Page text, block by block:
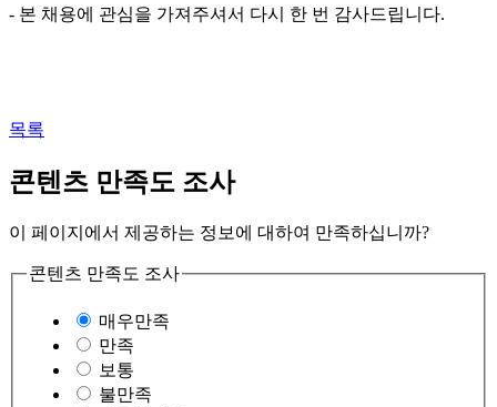
- 본 채용에 관심을 가져주셔서 다시 한 번 감사드립니다.
목록
콘텐츠 만족도 조사
이 페이지에서 제공하는 정보에 대하여 만족하십니까?
콘텐츠 만족도 조사
매우만족
만족
보통
불만족